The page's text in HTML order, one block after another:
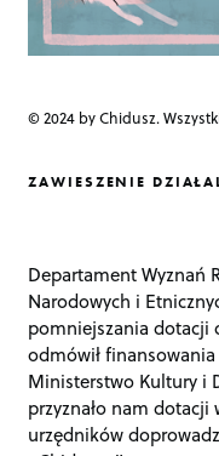
© 2024 by Chidusz.
ZAWIESZENIE
Departament Wyznań
Narodowych i
pomniejszania dotacji
odmówił
Ministerstwo Kultury i
przyznało nam
urzędników